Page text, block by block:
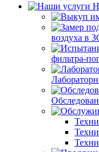
воздуха в
фильтра-